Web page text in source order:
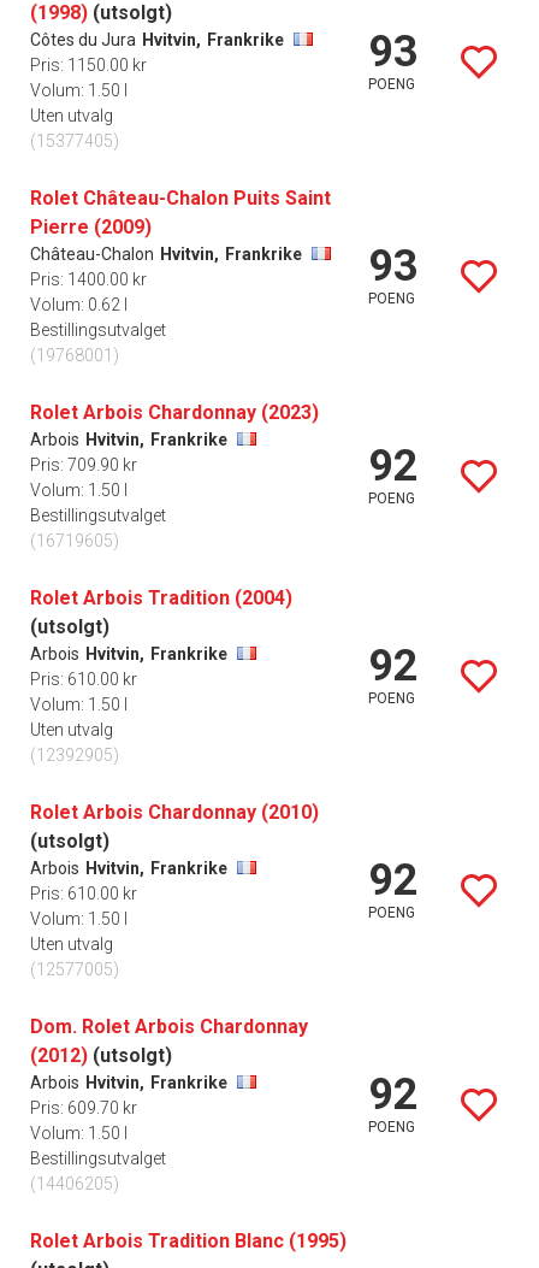
(1998) (utsolgt)
Côtes du Jura Hvitvin, Frankrike
Pris: 1150.00 kr
Volum: 1.50 l
Uten utvalg
(15377405)
93
POENG
Rolet Château-Chalon Puits Saint
Pierre (2009)
Château-Chalon Hvitvin, Frankrike
Pris: 1400.00 kr
Volum: 0.62 l
Bestillingsutvalget
(19768001)
93
POENG
Rolet Arbois Chardonnay (2023)
Arbois Hvitvin, Frankrike
Pris: 709.90 kr
Volum: 1.50 l
Bestillingsutvalget
(16719605)
92
POENG
Rolet Arbois Tradition (2004)
(utsolgt)
Arbois Hvitvin, Frankrike
Pris: 610.00 kr
Volum: 1.50 l
Uten utvalg
(12392905)
92
POENG
Rolet Arbois Chardonnay (2010)
(utsolgt)
Arbois Hvitvin, Frankrike
Pris: 610.00 kr
Volum: 1.50 l
Uten utvalg
(12577005)
92
POENG
Dom. Rolet Arbois Chardonnay
(2012) (utsolgt)
Arbois Hvitvin, Frankrike
Pris: 609.70 kr
Volum: 1.50 l
Bestillingsutvalget
(14406205)
92
POENG
Rolet Arbois Tradition Blanc (1995)